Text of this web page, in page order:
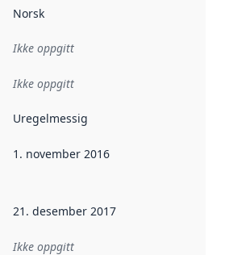
Norsk
:
Ikke oppgitt
Ikke oppgitt
:
Uregelmessig
datoen sier når dataene i dette
1. november 2016
21. desember 2017
Ikke oppgitt